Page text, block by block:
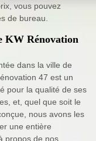
vous pouvez
de bureau.
KW Rénovation
dans la ville de
47 est un
pour la qualité de ses
et, quel que soit le
nous avons les
une entière
propos de nos